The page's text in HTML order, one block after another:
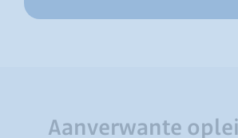
Aanverwante